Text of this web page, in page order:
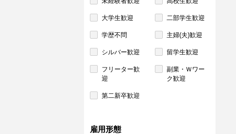
大学生歓迎 二部学生歓迎
学歴不問 主婦(夫)歓迎
シルバー歓迎 留学生歓迎
フリーター歓
迎
副業・Ｗワー
ク歓迎
第二新卒歓迎
雇用形態